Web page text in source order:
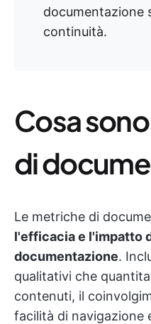
documentazione
continuità.
Cosa
di
Le metriche di
l'efficacia e l'impatto
documentazione.
qualitativi che
contenuti, il
facilità di navigazione